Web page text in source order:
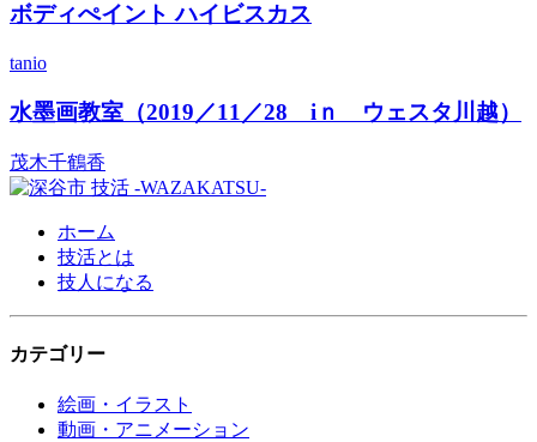
ボディぺイント ハイビスカス
tanio
水墨画教室（2019／11／28 iｎ ウェスタ川越）
茂木千鶴香
ホーム
技活とは
技人になる
カテゴリー
絵画・イラスト
動画・アニメーション